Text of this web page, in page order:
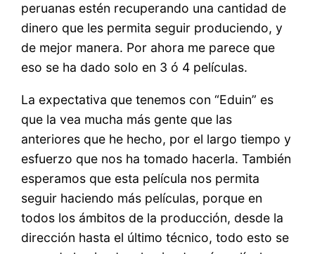
peruanas estén recuperando una cantidad de
dinero que les permita seguir produciendo, y
de mejor manera. Por ahora me parece que
eso se ha dado solo en 3 ó 4 películas.
La expectativa que tenemos con “Eduin” es
que la vea mucha más gente que las
anteriores que he hecho, por el largo tiempo y
esfuerzo que nos ha tomado hacerla. También
esperamos que esta película nos permita
seguir haciendo más películas, porque en
todos los ámbitos de la producción, desde la
dirección hasta el último técnico, todo esto se